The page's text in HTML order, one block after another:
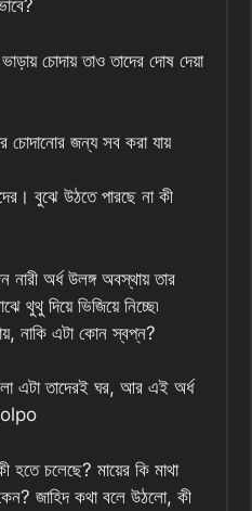
চোদায় তাও তাদের দোষ দেয়া
চোদানোর জন্য সব করা যায়
বুঝে উঠতে পারছে না কী
অর্ধ উলঙ্গ অবস্থায় তার
থুথু দিয়ে ভিজিয়ে নিচ্ছে৷
নাকি এটা কোন স্বপ্ন?
এটা তাদেরই ঘর, আর এই অর্ধ
হতে চলেছে? মায়ের কি মাথা
জাহিদ কথা বলে উঠলো, কী